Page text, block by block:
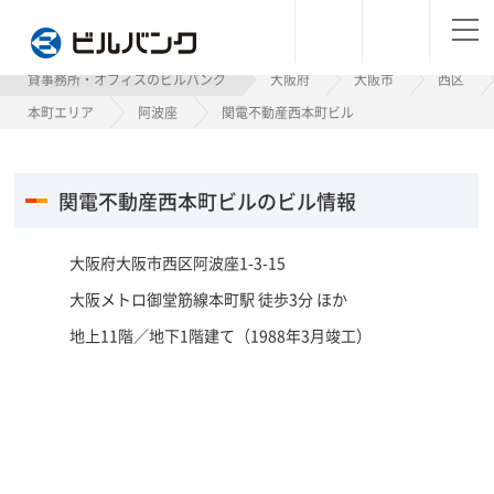
ビルバンク
貸事務所・オフィスのビルバンク 大阪府 大阪市
西区
本町エリア
阿波座 関電不動産西本町ビル
関電不動産西本町ビルのビル情報
大阪府大阪市西区阿波座1-3-15
大阪メトロ御堂筋線本町駅 徒歩3分 ほか
地上11階／地下1階建て（1988年3月竣工）